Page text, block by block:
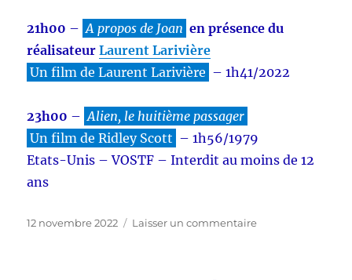
21h00 – A propos de Joan en présence du
réalisateurLaurent Larivière
Un film de Laurent Larivière – 1h41/2022
23h00 – Alien, le huitième passager
Un film de Ridley Scott – 1h56/1979
Etats-Unis – VOSTF – Interdit au moins de 12
ans
Publié
12 novembre 2022 Laisser un commentairesur